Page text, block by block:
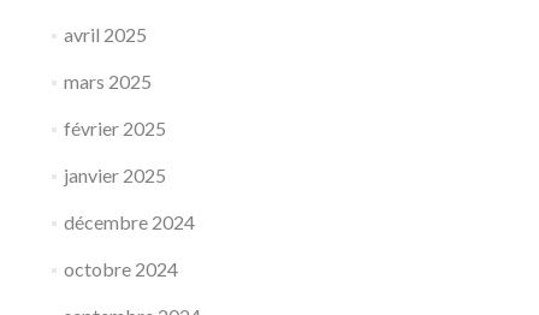
avril 2025
mars 2025
février 2025
janvier 2025
décembre 2024
octobre 2024